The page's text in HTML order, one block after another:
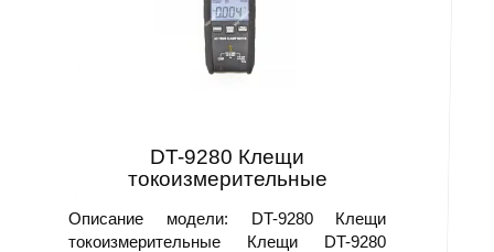
DT-9280 Клещи
токоизмерительные
Описание модели: DT-9280 Клещи
токоизмерительные Клещи DT-9280